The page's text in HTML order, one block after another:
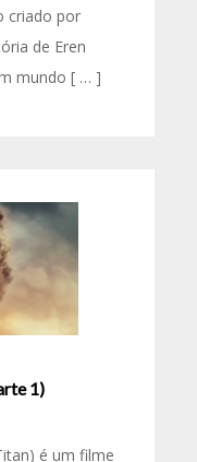
criado por
de Eren
mundo [ … ]
1)
é um filme